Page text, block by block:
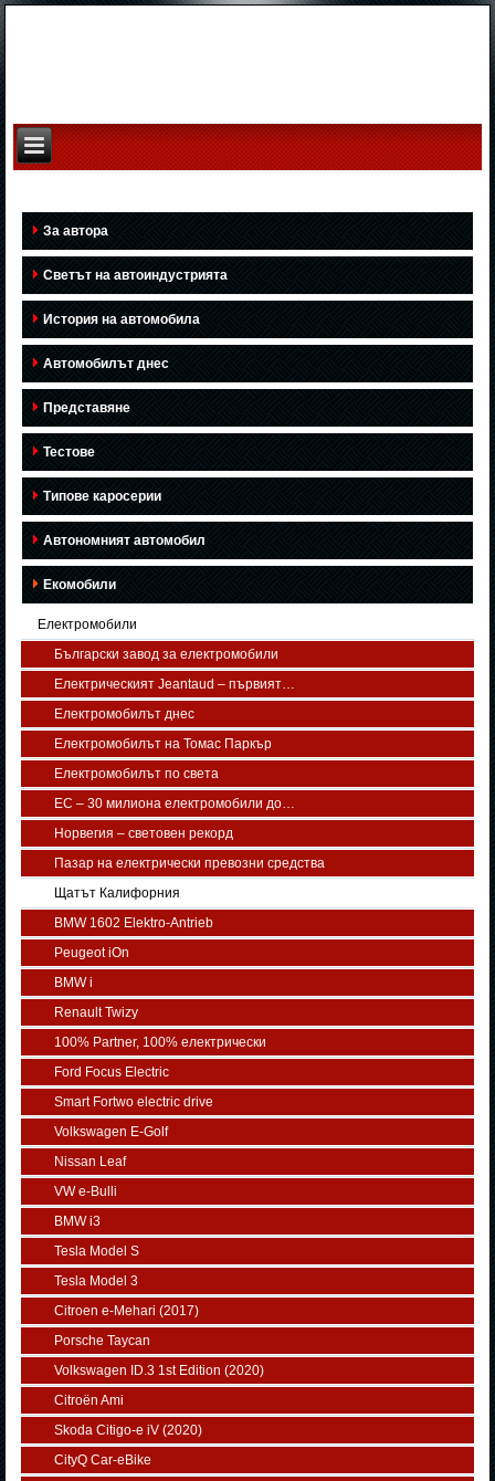
За автора
Светът на автоиндустрията
История на автомобила
Автомобилът днес
Представяне
Тестове
Типове каросерии
Автономният автомобил
Екомобили
Електромобили
Български завод за електромобили
Електрическият Jeantaud – първият…
Електромобилът днес
Електромобилът на Томас Паркър
Електромобилът по света
ЕС – 30 милиона електромобили до…
Норвегия – световен рекорд
Пазар на електрически превозни средства
Щатът Калифорния
BMW 1602 Elektro-Antrieb
Peugeot iOn
BMW i
Renault Twizy
100% Partner, 100% електрически
Ford Focus Electric
Smart Fortwo electric drive
Volkswagen E-Golf
Nissan Leaf
VW e-Bulli
BMW i3
Tesla Model S
Tesla Model 3
Citroen e-Mehari (2017)
Porsche Taycan
Volkswagen ID.3 1st Edition (2020)
Citroën Ami
Skoda Citigo-e iV (2020)
CityQ Car-eBike